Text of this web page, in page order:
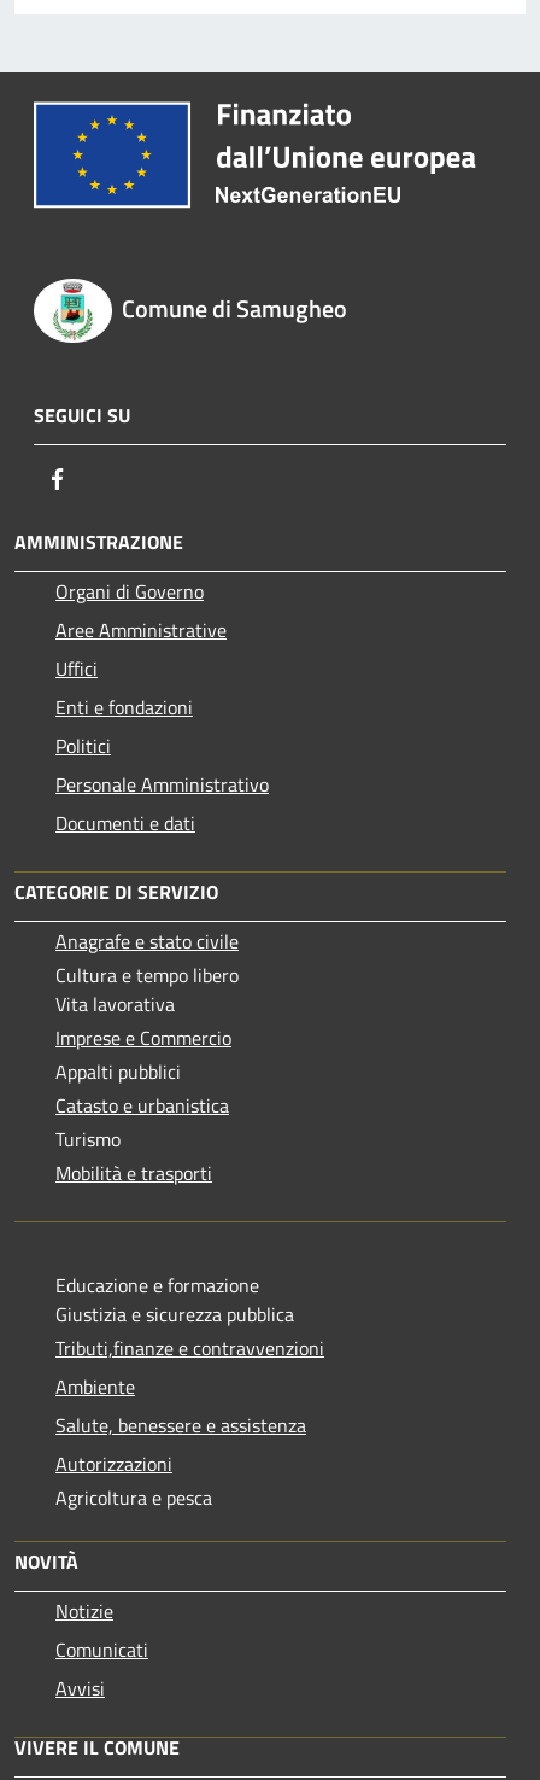
Comune di Samugheo
SEGUICI SU
AMMINISTRAZIONE
Organi di Governo
Aree Amministrative
Uffici
Enti e fondazioni
Politici
Personale Amministrativo
Documenti e dati
CATEGORIE DI SERVIZIO
Anagrafe e stato civile
Cultura e tempo libero
Vita lavorativa
Imprese e Commercio
Appalti pubblici
Catasto e urbanistica
Turismo
Mobilità e trasporti
Educazione e formazione
Giustizia e sicurezza pubblica
Tributi,finanze e contravvenzioni
Ambiente
Salute, benessere e assistenza
Autorizzazioni
Agricoltura e pesca
NOVITÀ
Notizie
Comunicati
Avvisi
VIVERE IL COMUNE